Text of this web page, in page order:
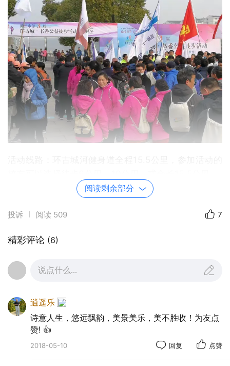
阅读剩余部分
投诉 阅读 509 7
精彩评论 (6)
说点什么...
逍遥乐
诗意人生，悠远飘韵，美景美乐，美不胜收！为友点
赞! 👍
2018-05-10 回复 点赞